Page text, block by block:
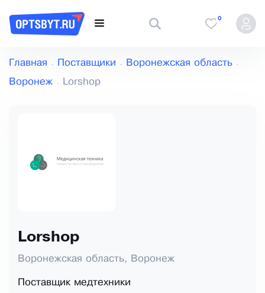
0
Главная Поставщики Воронежская область
Воронеж Lorshop
Lorshop
Воронежская область, Воронеж
Поставщик медтехники